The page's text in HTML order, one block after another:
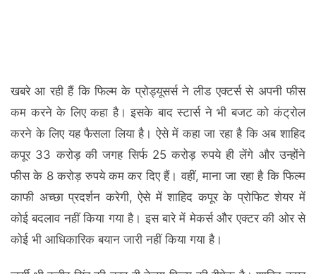
खबरे आ रही हैं कि फिल्म के प्रोड्यूसर्स ने लीड एक्टर्स से अपनी फीस
कम करने के लिए कहा है। इसके बाद स्टार्स ने भी बजट को कंट्रोल
करने के लिए यह फैसला लिया है। ऐसे में कहा जा रहा है कि अब शाहिद
कपूर 33 करोड़ की जगह सिर्फ 25 करोड़ रुपये ही लेंगे और उन्होंने
फीस के 8 करोड़ रुपये कम कर दिए हैं। वहीं, माना जा रहा है कि फिल्म
काफी अच्छा प्रदर्शन करेगी, ऐसे में शाहिद कपूर के प्रोफिट शेयर में
कोई बदलाव नहीं किया गया है। इस बारे में मेकर्स और एक्टर की ओर से
कोई भी आधिकारिक बयान जारी नहीं किया गया है।